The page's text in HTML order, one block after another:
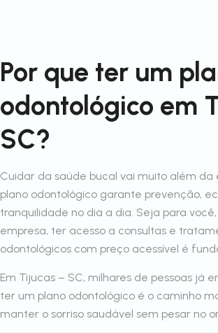
Por que ter um
odontológico em
SC?
Cuidar da saúde bucal vai muito além da
plano odontológico garante prevenção,
tranquilidade no dia a dia. Seja para
empresa, ter acesso a consultas e
odontológicos com preço acessível é
Em Tijucas – SC, milhares de pessoas já
ter um plano odontológico é o caminho
manter o sorriso saudável sem pesar no